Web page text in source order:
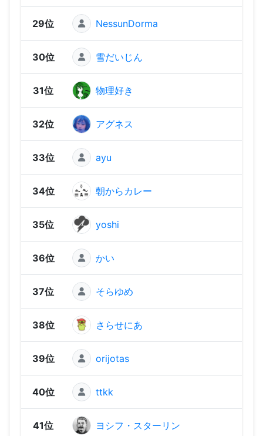
29位 NessunDorma
30位 雪だいじん
31位 物理好き
32位 アグネス
33位 ayu
34位 朝からカレー
35位 yoshi
36位 かい
37位 そらゆめ
38位 さらせにあ
39位 orijotas
40位 ttkk
41位 ヨシフ・スターリン